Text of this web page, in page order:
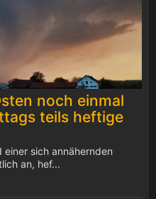
noch einmal
teils heftige
sich annähernden
an, hef...